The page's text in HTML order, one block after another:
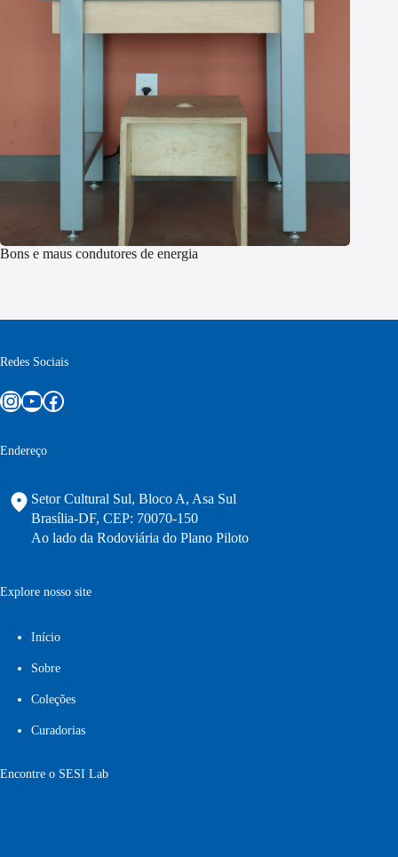
Bons e maus condutores de energia
Redes Sociais
Instagram
Youtube
Facebook
Endereço
Setor Cultural Sul, Bloco A, Asa Sul
Brasília-DF, CEP: 70070-150
Ao lado da Rodoviária do Plano Piloto
Explore nosso site
Início
Sobre
Coleções
Curadorias
Encontre o SESI Lab